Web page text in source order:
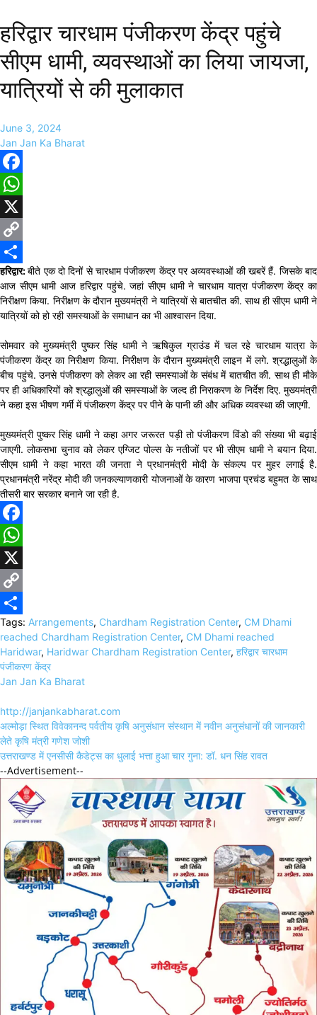
हरिद्वार चारधाम पंजीकरण केंद्र पहुंचे
सीएम धामी, व्यवस्थाओं का लिया जायजा,
यात्रियों से की मुलाकात
June 3, 2024
Jan Jan Ka Bharat
Facebook
WhatsApp
X
Copy
Link
Share
हरिद्वार:बीते एक दो दिनों से चारधाम पंजीकरण केंद्र पर अव्यवस्थाओं की खबरें हैं. जिसके बाद
आज सीएम धामी आज हरिद्वार पहुंचे. जहां सीएम धामी ने चारधाम यात्रा पंजीकरण केंद्र का
निरीक्षण किया. निरीक्षण के दौरान मुख्यमंत्री ने यात्रियों से बातचीत की. साथ ही सीएम धामी ने
यात्रियों को हो रही समस्याओं के समाधान का भी आश्वासन दिया.
सोमवार को मुख्यमंत्री पुष्कर सिंह धामी ने ऋषिकुल ग्राउंड में चल रहे चारधाम यात्रा के
पंजीकरण केंद्र का निरीक्षण किया. निरीक्षण के दौरान मुख्यमंत्री लाइन में लगे. श्रद्धालुओं के
बीच पहुंचे. उनसे पंजीकरण को लेकर आ रही समस्याओं के संबंध में बातचीत की. साथ ही मौके
पर ही अधिकारियों को श्रद्धालुओं की समस्याओं के जल्द ही निराकरण के निर्देश दिए. मुख्यमंत्री
ने कहा इस भीषण गर्मी में पंजीकरण केंद्र पर पीने के पानी की और अधिक व्यवस्था की जाएगी.
मुख्यमंत्री पुष्कर सिंह धामी ने कहा अगर जरूरत पड़ी तो पंजीकरण विंडो की संख्या भी बढ़ाई
जाएगी. लोकसभा चुनाव को लेकर एग्जिट पोल्स के नतीजों पर भी सीएम धामी ने बयान दिया.
सीएम धामी ने कहा भारत की जनता ने प्रधानमंत्री मोदी के संकल्प पर मुहर लगाई है.
प्रधानमंत्री नरेंद्र मोदी की जनकल्याणकारी योजनाओं के कारण भाजपा प्रचंड बहुमत के साथ
तीसरी बार सरकार बनाने जा रही है.
Facebook
WhatsApp
X
Copy
Link
Share
Tags: Arrangements, Chardham Registration Center, CM Dhami
reached Chardham Registration Center, CM Dhami reached
Haridwar, Haridwar Chardham Registration Center, हरिद्वार चारधाम
पंजीकरण केंद्र
Jan Jan Ka Bharat
http://janjankabharat.com
Post
navigation
अल्मोड़ा स्थित विवेकानन्द पर्वतीय कृषि अनुसंधान संस्थान में नवीन अनुसंधानों की जानकारी
लेते कृषि मंत्री गणेश जोशी
उत्तराखण्ड में एनसीसी कैडेट्स का धुलाई भत्ता हुआ चार गुना: डॉ. धन सिंह रावत
--Advertisement--